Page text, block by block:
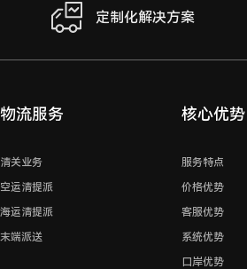
定制化解决方案
物流服务
清关业务
空运清提派
海运清提派
末端派送
核心优势
服务特点
价格优势
客服优势
系统优势
口岸优势